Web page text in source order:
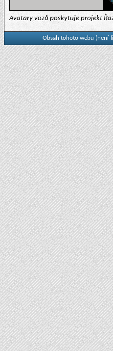
Avatary vozů poskytuje projekt
Obsah tohoto webu (není-